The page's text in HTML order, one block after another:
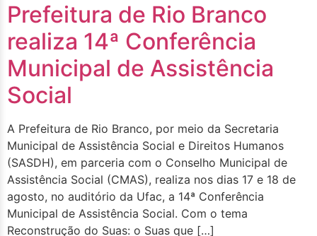
Prefeitura de Rio Branco
realiza 14ª Conferência
Municipal de Assistência
Social
A Prefeitura de Rio Branco, por meio da Secretaria
Municipal de Assistência Social e Direitos Humanos
(SASDH), em parceria com o Conselho Municipal de
Assistência Social (CMAS), realiza nos dias 17 e 18 de
agosto, no auditório da Ufac, a 14ª Conferência
Municipal de Assistência Social. Com o tema
Reconstrução do Suas: o Suas que […]